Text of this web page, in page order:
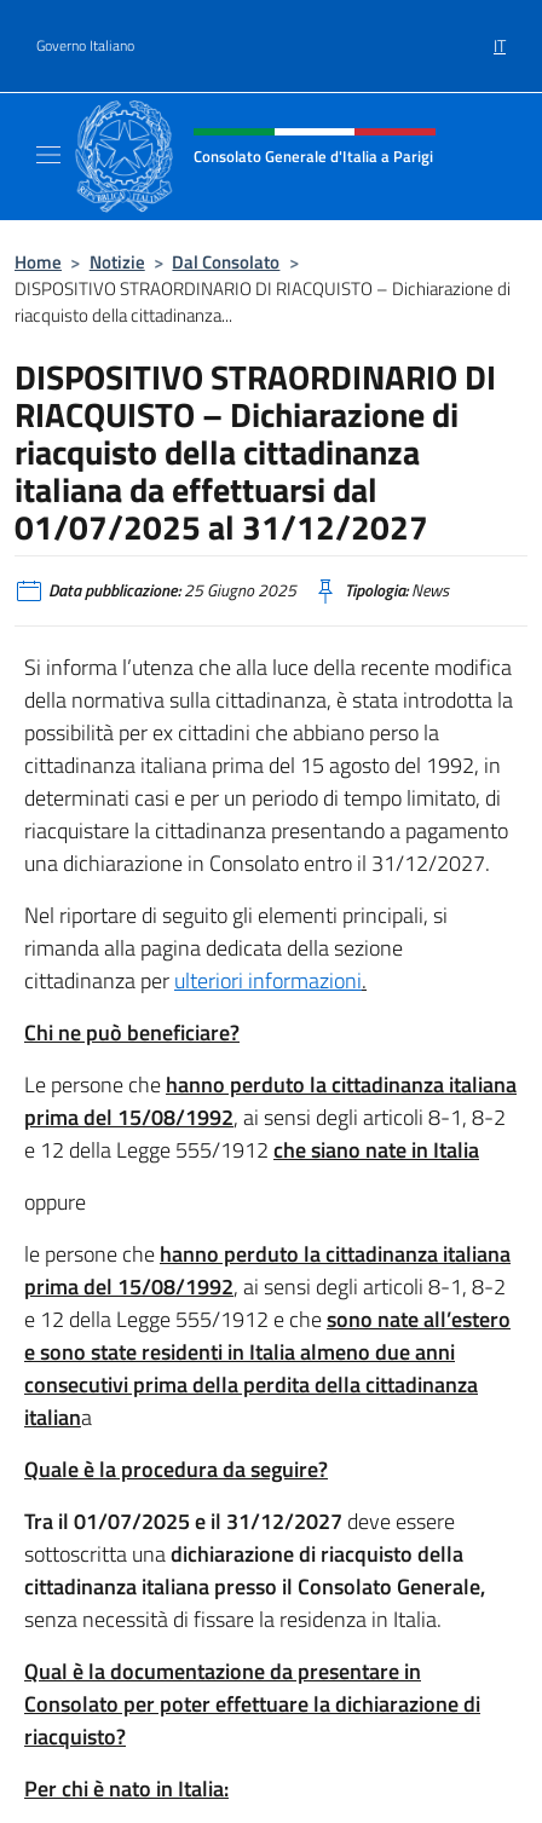
Governo Italiano IT
Intestazione sito, social e menù
Consolato Generale d'Italia a Parigi
Home > Notizie > Dal Consolato >
DISPOSITIVO STRAORDINARIO DI RIACQUISTO – Dichiarazione di
riacquisto della cittadinanza...
DISPOSITIVO STRAORDINARIO DI
RIACQUISTO – Dichiarazione di
riacquisto della cittadinanza
italiana da effettuarsi dal
01/07/2025 al 31/12/2027
Data pubblicazione:25 Giugno 2025 Tipologia:News
Si informa l’utenza che alla luce della recente modifica
della normativa sulla cittadinanza, è stata introdotta la
possibilità per ex cittadini che abbiano perso la
cittadinanza italiana prima del 15 agosto del 1992, in
determinati casi e per un periodo di tempo limitato, di
riacquistare la cittadinanza presentando a pagamento
una dichiarazione in Consolato entro il 31/12/2027.
Nel riportare di seguito gli elementi principali, si
rimanda alla pagina dedicata della sezione
cittadinanza perulteriori informazioni.
Chi ne può beneficiare?
Le persone chehanno perduto la cittadinanza italiana
prima del 15/08/1992, ai sensi degli articoli 8-1, 8-2
e 12 della Legge 555/1912che siano nate in Italia
oppure
le persone chehanno perduto la cittadinanza italiana
prima del 15/08/1992, ai sensi degli articoli 8-1, 8-2
e 12 della Legge 555/1912 e chesono nate all’estero
e sono state residenti in Italia almeno due anni
consecutivi prima della perdita della cittadinanza
italiana
Quale è la procedura da seguire?
Tra il 01/07/2025 e il 31/12/2027 deve essere
sottoscritta unadichiarazione di riacquisto della
cittadinanza italiana presso il Consolato Generale,
senza necessità di fissare la residenza in Italia.
Qual è la documentazione da presentare in
Consolato per poter effettuare la dichiarazione di
riacquisto?
Per chi è nato in Italia: